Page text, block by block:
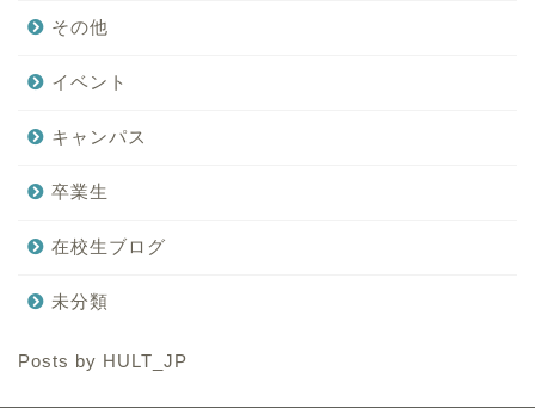
その他
イベント
キャンパス
卒業生
在校生ブログ
未分類
Posts by HULT_JP